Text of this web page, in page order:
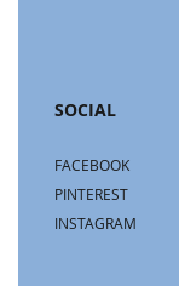
SOCIAL
FACEBOOK
PINTEREST
INSTAGRAM